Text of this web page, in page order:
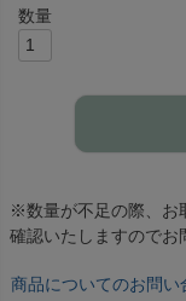
※数量が不足の際、お
確認いたしますのでお
商品についてのお問い